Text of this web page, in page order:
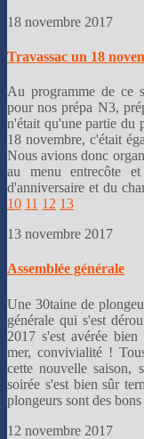
18 novembre 2017
Travassac un 18
Au programme de ce
pour nos prépa N3,
n'était qu'une partie du
18 novembre, c'était
Nous avions donc
au menu entrecôte
d'anniversaire et du
10 11 12 13
13 novembre 2017
Assemblée générale
Une 30taine de
générale qui s'est
2017 s'est avérée bien
mer, convivialité !
cette nouvelle saison,
soirée s'est bien sûr
plongeurs sont des
12 novembre 2017